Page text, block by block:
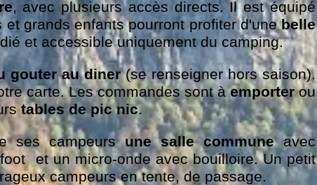
, avec plusieurs accès directs. Il est équipé
grands enfants pourront profiter d'unebelle
et accessible uniquement du camping.
gouter au diner(se renseigner hors saison).
carte. Les commandes sont àemporterou
tables de pic nic.
ses campeursune salle communeavec
et un micro-onde avec bouilloire. Un petit
campeurs en tente, de passage.